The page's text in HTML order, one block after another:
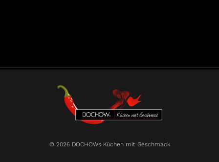
© 2026 DOCHOWs Küchen mit Geschmack